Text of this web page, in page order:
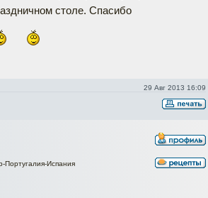
столе. Спасибо
29 Авг 2013 16:09
Португалия-Испания